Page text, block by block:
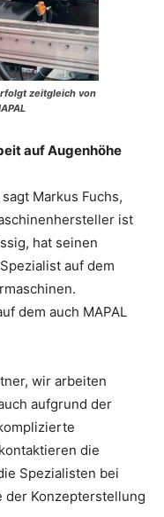
zeitgleich von
auf Augenhöhe
Markus Fuchs,
ist
hat seinen
auf dem
dem auch MAPAL
wir arbeiten
aufgrund der
die
Spezialisten bei
der Konzepterstellung